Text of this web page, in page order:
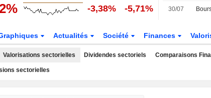
-3,38% -5,71% 30/07
Actualités Société Finances
Valorisations sectorielles Dividendes sectoriels Comparaisons
sectorielles